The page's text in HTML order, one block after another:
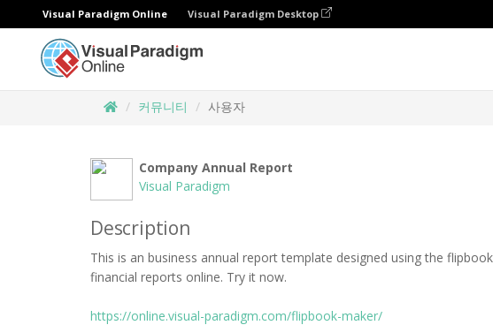
Visual Paradigm Online Visual Paradigm Desktop
커뮤니티 사용자
Company Annual Report
Visual Paradigm
Description
This is an business annual report template designed using the
financial reports online. Try it now.
https://online.visual-paradigm.com/flipbook-maker/